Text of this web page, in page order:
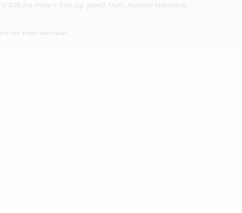
BGB. Alle Preise in Euro zzgl. gesetzl. MwSt. Angebote freibleibend.
nicht anders beschrieben